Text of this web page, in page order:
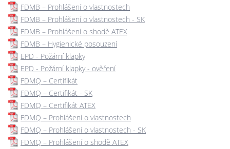
FDMB – Prohlášení o vlastnostech
FDMB – Prohlášení o vlastnostech - SK
FDMB – Prohlášení o shodě ATEX
FDMB – Hygienické posouzení
EPD - Požární klapky
EPD - Požární klapky - ověření
FDMQ – Certifikát
FDMQ – Certifikát - SK
FDMQ – Certifikát ATEX
FDMQ – Prohlášení o vlastnostech
FDMQ – Prohlášení o vlastnostech - SK
FDMQ – Prohlášení o shodě ATEX